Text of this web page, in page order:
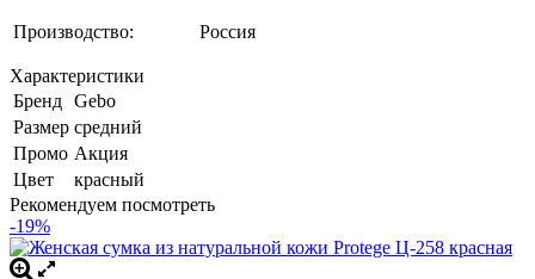
Производство: Россия
Характеристики
Бренд Gebo
Размер средний
Промо Акция
Цвет
красный
Рекомендуем посмотреть
-19%